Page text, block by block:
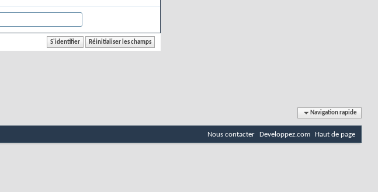
Navigation rapide
Nous contacter Developpez.com Haut de page